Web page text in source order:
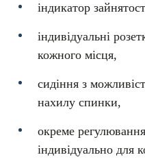
індикатор
індивідуальні
кожного місця,
сидіння з
нахилу спинки,
окреме
індивідуально для